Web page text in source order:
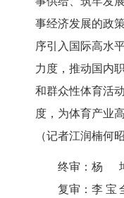
事经济发展的政
序引入国际高水
力度，推动国内
和群众性体育活
度，为体育产业
（记者江润楠何
终审： 杨
复审： 李宝